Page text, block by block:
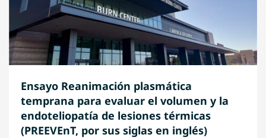
Ensayo Reanimación plasmática
temprana para evaluar el volumen y la
endoteliopatía de lesiones térmicas
(PREEVEnT, por sus siglas en inglés)